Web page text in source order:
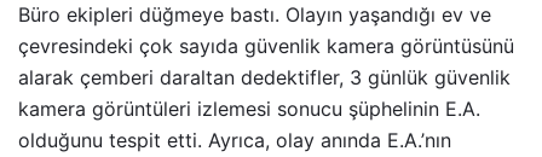
Büro ekipleri düğmeye bastı. Olayın yaşandığı ev ve
çevresindeki çok sayıda güvenlik kamera görüntüsünü
alarak çemberi daraltan dedektifler, 3 günlük güvenlik
kamera görüntüleri izlemesi sonucu şüphelinin E.A.
olduğunu tespit etti. Ayrıca, olay anında E.A.’nın